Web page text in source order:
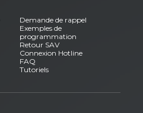
Demande de rappel
Exemples de
programmation
Retour SAV
Connexion Hotline
FAQ
Tutoriels